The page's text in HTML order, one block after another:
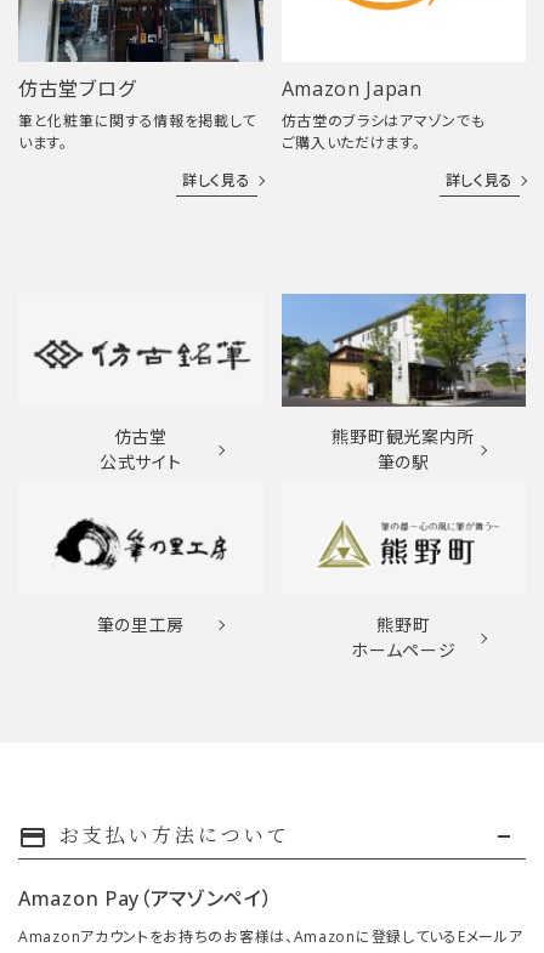
仿古堂ブログ
筆と化粧筆に関する情報を掲載して
います。
詳しく見る
Amazon Japan
仿古堂のブラシはアマゾンでも
ご購入いただけます。
詳しく見る
仿古堂
公式サイト
熊野町観光案内所
筆の駅
筆の里工房
熊野町
ホームページ
payment お支払い方法について
Amazon Pay（アマゾンペイ）
Amazonアカウントをお持ちのお客様は、Amazonに登録しているEメールア